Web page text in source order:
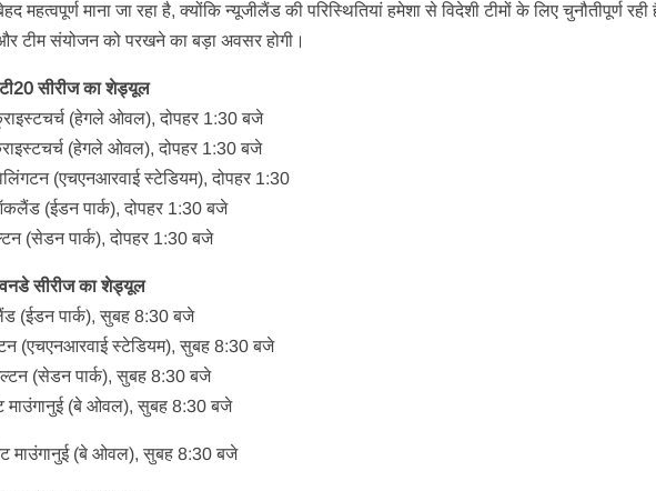
महत्वपूर्ण माना जा रहा है, क्योंकि न्यूजीलैंड की परिस्थितियां हमेशा से विदेशी टीमों के लिए चुनौतीपूर्ण
टीम संयोजन को परखने का बड़ा अवसर होगी।
सीरीज का शेड्यूल
(हेगले ओवल), दोपहर 1:30 बजे
(हेगले ओवल), दोपहर 1:30 बजे
(एचएनआरवाई स्टेडियम), दोपहर 1:30
(ईडन पार्क), दोपहर 1:30 बजे
(सेडन पार्क), दोपहर 1:30 बजे
सीरीज का शेड्यूल
(ईडन पार्क), सुबह 8:30 बजे
(एचएनआरवाई स्टेडियम), सुबह 8:30 बजे
(सेडन पार्क), सुबह 8:30 बजे
माउंगानुई (बे ओवल), सुबह 8:30 बजे
माउंगानुई (बे ओवल), सुबह 8:30 बजे